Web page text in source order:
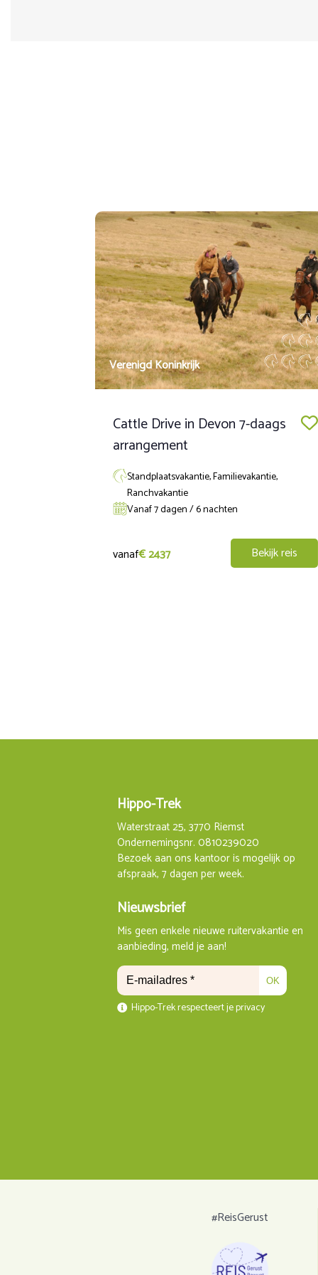
Voor de lunch genieten we van een uitgebreide picknick,
Je rijkleding moet comfortabel zijn en, belangrijker nog,
schoeisel moet niet alleen comfortabel zijn bij het rijden,
gladde zool en zeer strakke kleding moet worden
lamp, een klein mes, badkleding en een slaapzak nodig;
het transportvoertuig en in de zadeltassen. Vermijd koffers
Eventuele gezondheidsproblemen waarvoor speciale
moeten hun eigen medicijnen meenemen, net als mensen
Verenigd Koninkrijk
Cattle Drive in Devon 7-daags
arrangement
Standplaatsvakantie, Familievakantie,
Ranchvakantie
Vanaf 7 dagen / 6 nachten
vanaf€ 2437 Bekijk reis
Hippo-Trek
Waterstraat 25, 3770 Riemst
Ondernemingsnr. 0810239020
Bezoek aan ons kantoor is mogelijk op
afspraak, 7 dagen per week.
Nieuwsbrief
Mis geen enkele nieuwe ruitervakantie en
aanbieding, meld je aan!
OK
Hippo-Trek respecteert je privacy
#ReisGerust